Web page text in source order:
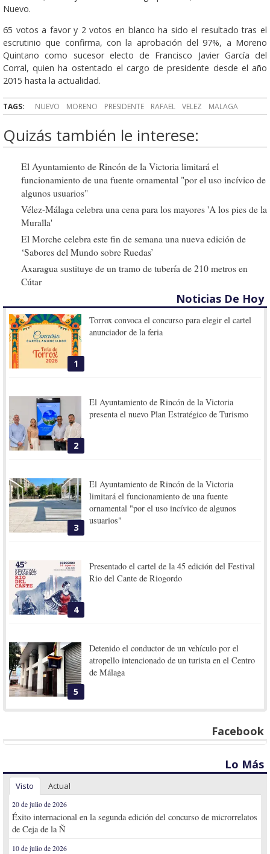
Nuevo.
65 votos a favor y 2 votos en blanco ha sido el resultado tras el
escrutinio que confirma, con la aprobación del 97%, a Moreno
Quintano como sucesor electo de Francisco Javier García del
Corral, quien ha ostentado el cargo de presidente desde el año
2015 hasta la actualidad.
TAGS: NUEVO MORENO PRESIDENTE RAFAEL VELEZ MALAGA
Quizás también le interese:
El Ayuntamiento de Rincón de la Victoria limitará el
funcionamiento de una fuente ornamental "por el uso incívico de
algunos usuarios"
Vélez-Málaga celebra una cena para los mayores 'A los pies de la
Muralla'
El Morche celebra este fin de semana una nueva edición de
‘Sabores del Mundo sobre Ruedas’
Axaragua sustituye de un tramo de tubería de 210 metros en
Cútar
Noticias De Hoy
1
Torrox convoca el concurso para elegir el cartel
anunciador de la feria
2
El Ayuntamiento de Rincón de la Victoria
presenta el nuevo Plan Estratégico de Turismo
3
El Ayuntamiento de Rincón de la Victoria
limitará el funcionamiento de una fuente
ornamental "por el uso incívico de algunos
usuarios"
4
Presentado el cartel de la 45 edición del Festival
Rio del Cante de Riogordo
5
Detenido el conductor de un vehículo por el
atropello intencionado de un turista en el Centro
de Málaga
Facebook
Lo Más
Visto Actual
20 de julio de 2026
Éxito internacional en la segunda edición del concurso de microrrelatos
de Ceja de la Ñ
10 de julio de 2026